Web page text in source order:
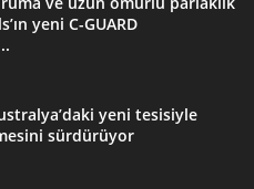
yeni C-GUARD
yeni tesisiyle
sürdürüyor